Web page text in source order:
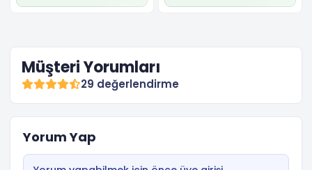
Müşteri Yorumları
29 değerlendirme
Yorum Yap